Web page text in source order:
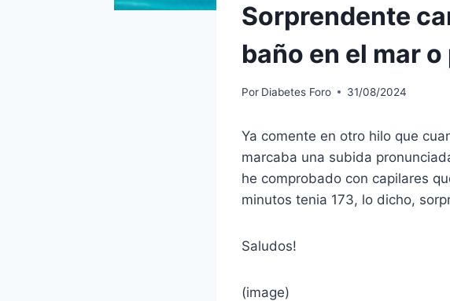
Sorprendente
baño en el mar
Por Diabetes Foro 31/08/2024
Ya comente en otro hilo que
marcaba una subida
he comprobado con capilares
minutos tenia 173, lo dicho,
Saludos!
(image)